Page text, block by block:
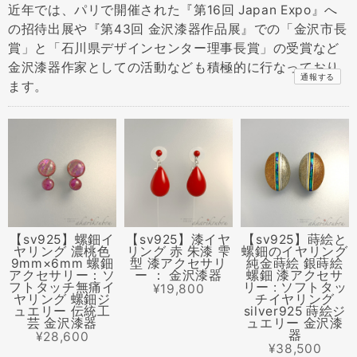
近年では、パリで開催された『第16回 Japan Expo』へ
の招待出展や『第43回 金沢漆器作品展』での「金沢市長
賞」と「石川県デザインセンター理事長賞」の受賞など
金沢漆器作家としての活動なども積極的に行なっており
ます。
通報する
【sv925】螺鈿イ
ヤリング 濃桃色
9mm×6mm 螺鈿
アクセサリー：ソ
フトタッチ無痛イ
ヤリング 螺鈿ジ
ュエリー 伝統工
芸 金沢漆器
¥28,600
【sv925】漆イヤ
リング 赤 朱漆 雫
型 漆アクセサリ
ー ： 金沢漆器
¥19,800
【sv925】蒔絵と
螺鈿のイヤリング
純金蒔絵 銀蒔絵
螺鈿 漆アクセサ
リー : ソフトタッ
チイヤリング
silver925 蒔絵ジ
ュエリー 金沢漆
器
¥38,500